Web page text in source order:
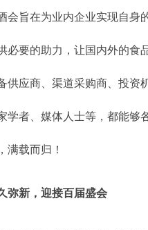
会旨在为业内企业实现自身
必要的助力，让国内外的食
供应商、渠道采购商、投资
学者、媒体人士等，都能够
满载而归！
弥新，迎接百届盛会